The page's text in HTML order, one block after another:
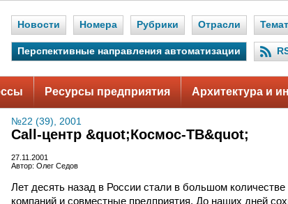
Новости Номера Рубрики Отрасли
Перспективные направления автоматизации
Ресурсы предприятия Архитектура и
№22 (39), 2001
Call-центр &quot;Космос-ТВ&quot;
27.11.2001
Автор: Олег Седов
Лет десять назад в России стали в большом
компаний и совместные предприятия. До наших дней